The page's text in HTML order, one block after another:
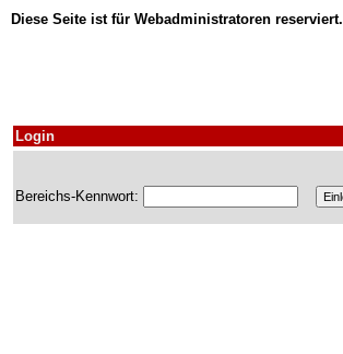
Diese Seite ist für Webadministratoren reserviert.
Login
Bereichs-Kennwort: